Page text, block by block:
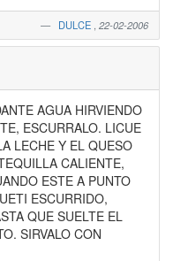
DULCE 22-02-2006
AGUA HIRVIENDO
ESCURRALO. LICUE
LECHE Y EL QUESO
CALIENTE,
ESTE A PUNTO
ESCURRIDO,
QUE SUELTE EL
SIRVALO CON